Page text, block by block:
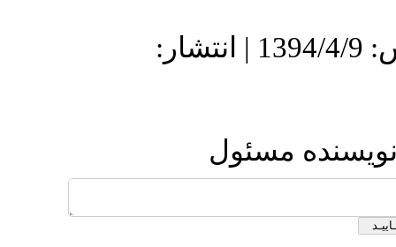
9/27 | پذیرش: 1394/4/9 | انتشار: